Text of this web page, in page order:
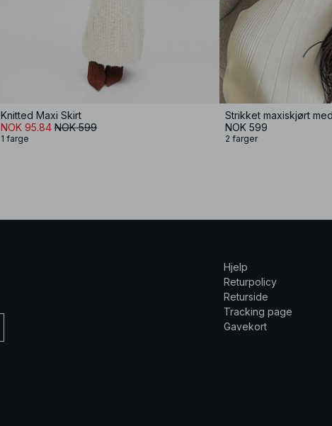
Knitted Maxi Skirt
NOK 95.84 NOK 599
1 farge
Strikket maxiskjørt
NOK 599
2 farger
Hjelp
Returpolicy
Returside
Tracking page
Gavekort